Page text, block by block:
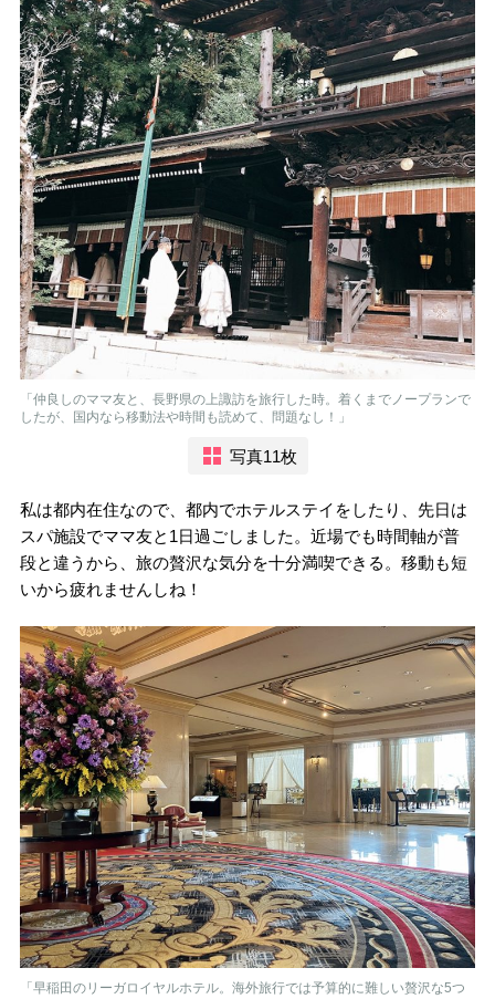
「仲良しのママ友と、長野県の上諏訪を旅行した時。着くまでノープランで
したが、国内なら移動法や時間も読めて、問題なし！」
写真11枚
私は都内在住なので、都内でホテルステイをしたり、先日は
スパ施設でママ友と1日過ごしました。近場でも時間軸が普
段と違うから、旅の贅沢な気分を十分満喫できる。移動も短
いから疲れませんしね！
「早稲田のリーガロイヤルホテル。海外旅行では予算的に難しい贅沢な5つ